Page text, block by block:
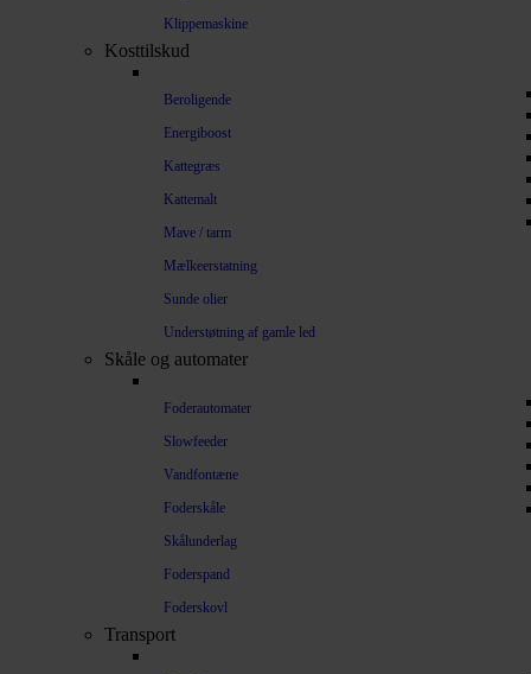
Klippemaskine
Kosttilskud
Beroligende
Energiboost
Kattegræs
Kattemalt
Mave / tarm
Mælkeerstatning
Sunde olier
Understøtning af gamle led
Skåle og automater
Foderautomater
Slowfeeder
Vandfontæne
Foderskåle
Skålunderlag
Foderspand
Foderskovl
Transport